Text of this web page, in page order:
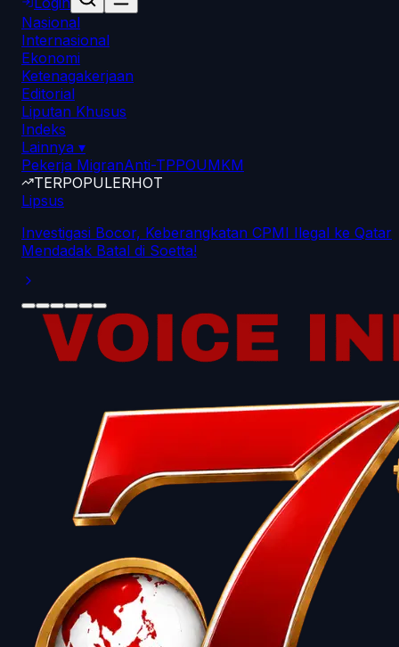
Nasional
Internasional
Ekonomi
Ketenagakerjaan
Editorial
Liputan Khusus
Indeks
Lainnya ▾
Pekerja MigranAnti-TPPOUMKM
TERPOPULERHOT
Lipsus
Investigasi Bocor, Keberangkatan CPMI Ilegal ke Qatar
Mendadak Batal di Soetta!